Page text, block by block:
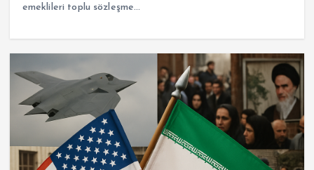
emeklileri toplu sözleşme…